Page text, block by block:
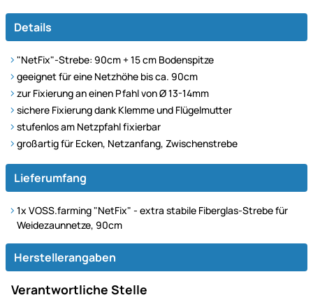
Details
"NetFix"-Strebe: 90cm + 15 cm Bodenspitze
geeignet für eine Netzhöhe bis ca. 90cm
zur Fixierung an einen Pfahl von Ø 13-14mm
sichere Fixierung dank Klemme und Flügelmutter
stufenlos am Netzpfahl fixierbar
großartig für Ecken, Netzanfang, Zwischenstrebe
Lieferumfang
1x VOSS.farming "NetFix" - extra stabile Fiberglas-Strebe für
Weidezaunnetze, 90cm
Herstellerangaben
Verantwortliche Stelle